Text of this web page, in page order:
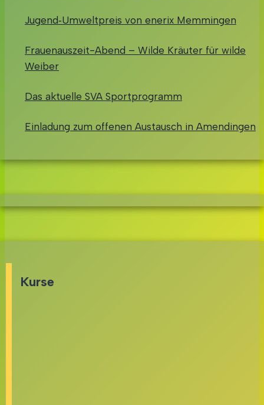
Jugend‑Umweltpreis von enerix Memmingen
Frauenauszeit-Abend – Wilde Kräuter für wilde
Weiber
Das aktuelle SVA Sportprogramm
Einladung zum offenen Austausch in Amendingen
Kurse